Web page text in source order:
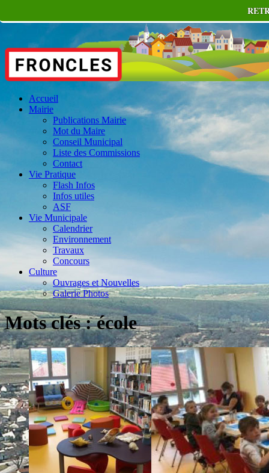
Accueil
Mairie
Publications Mairie
Mot du Maire
Conseil Municipal
Liste des Commissions
Contact
Vie Pratique
Flash Infos
Infos utiles
ASF
Vie Municipale
Calendrier
Environnement
Travaux
Concours
Culture
Ouvrages et Nouvelles
Galerie Photos
Mots clés : école